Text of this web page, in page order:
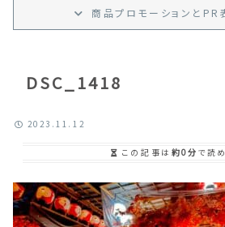
商品プロモーション と PR
DSC_1418
2023.11.12
この記事は 約0分 で読